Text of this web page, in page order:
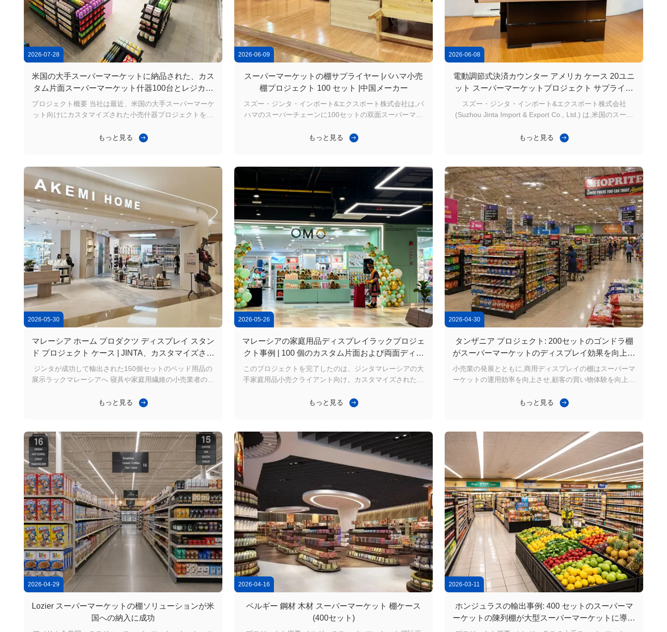
2026-07-28
米国の大手スーパーマーケットに納品された、カス
タム片面スーパーマーケット什器100台とレジカウ
ンター4台
プロジェクト概要 当社は最近、米国の大手スーパーマーケ
ット向けにカスタマイズされた小売什器プロジェクトを完
カスタム片面スーパーマーケット陳列棚 100 セット 4 つ
よび国際配送 プロジェクトは正常に配信、インストールさ
れ、運用が開始されました。お客様のフィードバックに基
づいて、棚とレジカウンターはスーパーマーケットの日常
業務で良好に機能しています。お客様は、製品の品質、構
造の安定性、設置の利便性、および全体的なディスプレイ
のパフォー...
もっと見る
2026-06-09
スーパーマーケットの棚サプライヤー |バハマ小売
棚プロジェクト 100 セット |中国メーカー
スズー・ジンタ・インポート&エクスポート株式会社は,バ
ハマのスーパーチェーンに100セットの双面スーパーマー
ーパー ショップ の 棚 プロジェクト 100 セット が 順調 に
マへのスーパーマーケットの棚の輸出プロジェクトを成功
裏に完了しました.地元のスーパーマーケットチェーンに
100セットの双面小売棚を供給. シェルフシステムの仕様は
1000mm × 800mm ...
もっと見る
2026-06-08
電動調節式決済カウンター アメリカ ケース 20ユニ
ット スーパーマーケットプロジェクト サプライヤ
ー 中国
スズー・ジンタ・インポート&エクスポート株式会社
(Suzhou Jinta Import & Export Co., Ltd.) は,米国のスーパ
ウトカウンタを成功裏に配達し,小売の効率とチェックアウ
タ・インポート&エクスポート株式会社 (Suzhou Jinta
Import & Export Co., Ltd.) は,米国でスーパーマーケットの
キャッシングシステムのアップグレードプロジェクトを成
功裏に完了しました.地域スーパー...
もっと見る
2026-05-30
マレーシア ホーム プロダクツ ディスプレイ スタン
ド プロジェクト ケース | JINTA、カスタマイズされ
たディスプレイスタンド100台の納入に成功
ジンタが成功して輸出された150個セットのベッド用品の
展示ラックマレーシアへ 寝具や家庭用繊維の小売業者のた
ービスを提供するジンタは製品のプレゼンテーションを改
プロジェクト 150セットのカスタム・ディスプレイ・ラッ
ク 成功の配達 Jインタ供給150個セットのベッド用品の展
示ラックマレーシアの主要ベッドルームと家庭用繊維小売
業者のために プロジェクトは,マットレス,ベッドルームセ
ット,毛布,枕,クッション,家庭用繊維製品. Jinta...
もっと見る
2026-05-26
マレーシアの家庭用品ディスプレイラックプロジェ
クト事例 | 100 個のカスタム片面および両面ディス
プレイ ラックが無事納品されました
このプロジェクトを完了したのは、ジンタマレーシアの大
手家庭用品小売クライアント向け。カスタマイズされた片
ィスプレイや店舗スペースのアップグレードに。 プロジェ
い、大手家庭用品小売店は最新のディスプレイ システムに
対する要求を高めています。 従来の陳列方法では、次の点
で現代の小売店のニーズを完全に満たすことはできなくな
りました。 スペース利用 商品分類管理 ビジュアルマーチ
ャンダイジングプレゼンテーション クライアントは、店舗
ディス...
もっと見る
2026-04-30
タンザニア プロジェクト: 200セットのゴンドラ棚
がスーパーマーケットのディスプレイ効果を向上さ
せる
小売業の発展とともに,商用ディスプレイの棚はスーパーマ
ーケットの運用効率を向上させ,顧客の買い物体験を向上さ
ンザニアを含む世界各国の小売業者は,製品の表示を最適化
建ての二面スーパーマーケットの棚タンザニアへ1000mm
× 800mm × 1500mm現在,この棚は地元のスーパーマーケ
ットチェーンでの製品展示エリアで使用されており,スペー
スを効率的に最適化し,製品の可視性を向上させます. 頑丈
な構造高頻度補給のために設計された ...
もっと見る
2026-04-29
Lozier スーパーマーケットの棚ソリューションが米
国への納入に成功
2026-04-16
ベルギー 鋼材 木材 スーパーマーケット 棚ケース
(400セット)
2026-03-11
ホンジュラスの輸出事例: 400 セットのスーパーマ
ーケットの陳列棚が大型スーパーマーケットに導入
され、成功しました。